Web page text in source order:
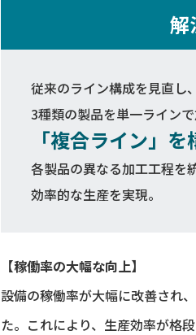
解
従来のライン構成を見直し、
3種類の製品を単一ライン
「複合ライン」を
各製品の異なる加工工程を
効率的な生産を実現。
【稼働率の大幅な向上】
設備の稼働率が大幅に改善され
た。これにより、生産効率が格